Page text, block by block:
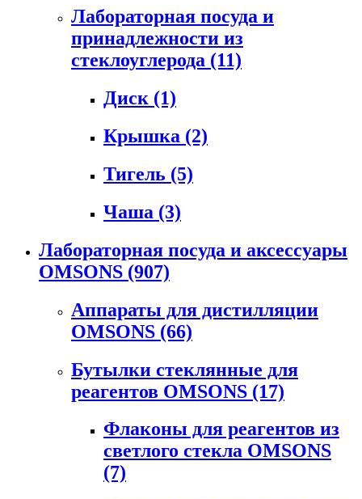
Лабораторная посуда и
принадлежности из
стеклоуглерода (11)
Диск (1)
Крышка (2)
Тигель (5)
Чаша (3)
Лабораторная посуда и аксессуары
OMSONS (907)
Аппараты для дистилляции
OMSONS (66)
Бутылки стеклянные для
реагентов OMSONS (17)
Флаконы для реагентов из
светлого стекла OMSONS
(7)